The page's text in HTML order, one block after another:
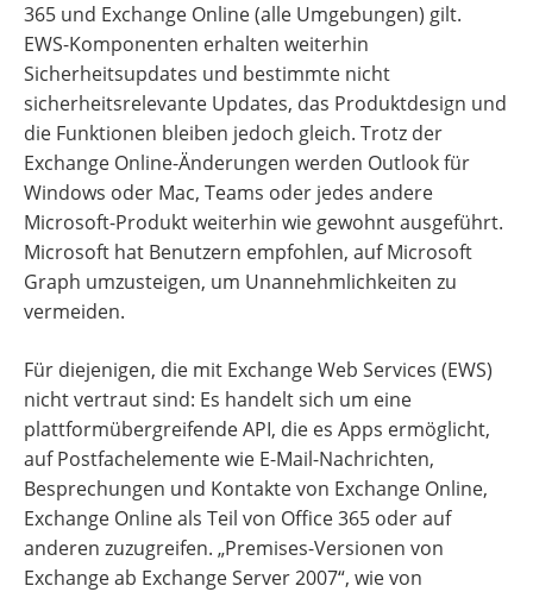
365 und Exchange Online (alle Umgebungen) gilt.
EWS-Komponenten erhalten weiterhin
Sicherheitsupdates und bestimmte nicht
sicherheitsrelevante Updates, das Produktdesign und
die Funktionen bleiben jedoch gleich. Trotz der
Exchange Online-Änderungen werden Outlook für
Windows oder Mac, Teams oder jedes andere
Microsoft-Produkt weiterhin wie gewohnt ausgeführt.
Microsoft hat Benutzern empfohlen, auf Microsoft
Graph umzusteigen, um Unannehmlichkeiten zu
vermeiden.
Für diejenigen, die mit Exchange Web Services (EWS)
nicht vertraut sind: Es handelt sich um eine
plattformübergreifende API, die es Apps ermöglicht,
auf Postfachelemente wie E-Mail-Nachrichten,
Besprechungen und Kontakte von Exchange Online,
Exchange Online als Teil von Office 365 oder auf
anderen zuzugreifen. „Premises-Versionen von
Exchange ab Exchange Server 2007“, wie von